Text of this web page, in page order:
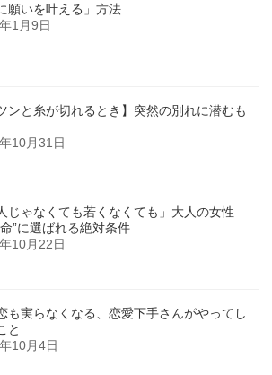
願いを叶える」方法
1月9日
ンと糸が切れるとき】突然の別れに潜むも
10月31日
じゃなくても若くなくても」大人の女性
”に選ばれる絶対条件
10月22日
も実らなくなる、恋愛下手さんがやってし
と
10月4日